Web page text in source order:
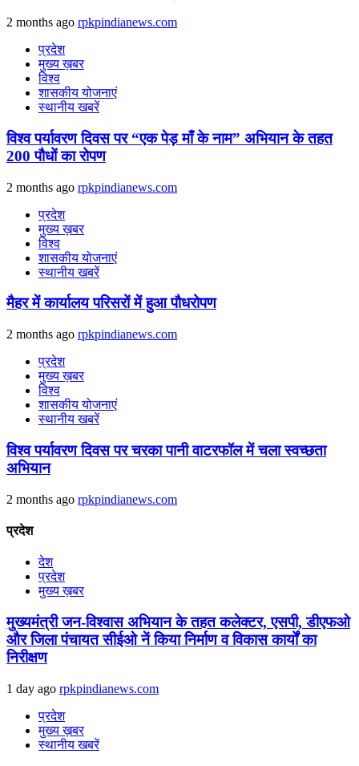
2 months ago rpkpindianews.com
प्रदेश
मुख्य ख़बर
विश्व
शासकीय योजनाएं
स्थानीय खबरें
विश्व पर्यावरण दिवस पर “एक पेड़ माँ के नाम” अभियान के तहत
200 पौधों का रोपण
2 months ago rpkpindianews.com
प्रदेश
मुख्य ख़बर
विश्व
शासकीय योजनाएं
स्थानीय खबरें
मैहर में कार्यालय परिसरों में हुआ पौधरोपण
2 months ago rpkpindianews.com
प्रदेश
मुख्य ख़बर
विश्व
शासकीय योजनाएं
स्थानीय खबरें
विश्व पर्यावरण दिवस पर चरका पानी वाटरफॉल में चला स्वच्छता
अभियान
2 months ago rpkpindianews.com
प्रदेश
देश
प्रदेश
मुख्य ख़बर
मुख्यमंत्री जन-विश्वास अभियान के तहत कलेक्टर, एसपी, डीएफओ
और जिला पंचायत सीईओ नें किया निर्माण व विकास कार्यों का
निरीक्षण
1 day ago rpkpindianews.com
प्रदेश
मुख्य ख़बर
स्थानीय खबरें